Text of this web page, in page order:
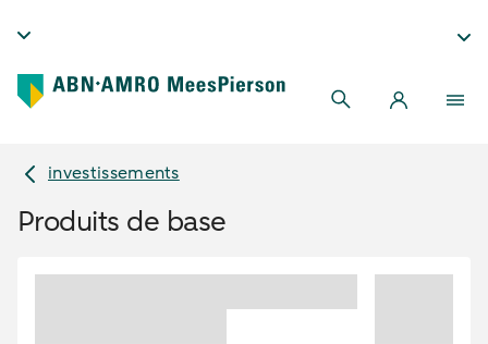
investissements
Produits de base